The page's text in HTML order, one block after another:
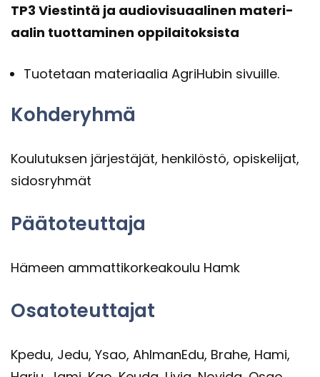
TP3 Vies­tin­tä ja au­dio­vi­su­aa­li­nen ma­te­ri­
aa­lin tuot­ta­mi­nen op­pi­lai­tok­sis­ta
Tuo­te­taan ma­te­ri­aa­lia Agri­Hu­bin si­vuil­le.
Koh­de­ryh­mä
Kou­lu­tuk­sen jär­jes­tä­jät, hen­ki­lös­tö, opis­ke­li­jat,
si­dos­ryh­mät
Pää­to­teut­ta­ja
Hä­meen am­mat­ti­kor­kea­kou­lu Hamk
Osa­to­teut­ta­jat
Kpedu, Jedu, Ysao, Ahl­ma­nE­du, Brahe, Hami,